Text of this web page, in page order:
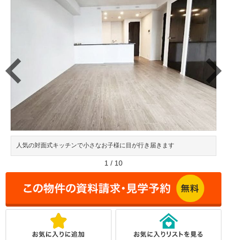
人気の対面式キッチンで小さなお子様に目が行き届きます
1 / 10